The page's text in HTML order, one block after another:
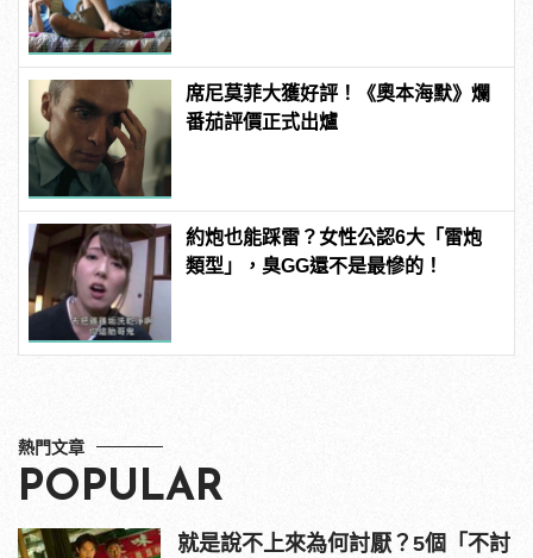
席尼莫菲大獲好評！《奧本海默》爛
番茄評價正式出爐
約炮也能踩雷？女性公認6大「雷炮
類型」，臭GG還不是最慘的！
熱門文章
POPULAR
就是說不上來為何討厭？5個「不討